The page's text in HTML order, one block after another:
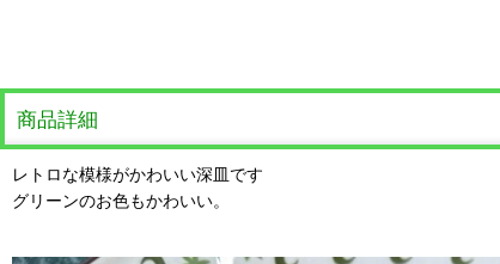
商品詳細
レトロな模様がかわいい深皿です
グリーンのお色もかわいい。